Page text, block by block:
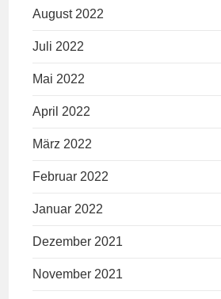
August 2022
Juli 2022
Mai 2022
April 2022
März 2022
Februar 2022
Januar 2022
Dezember 2021
November 2021